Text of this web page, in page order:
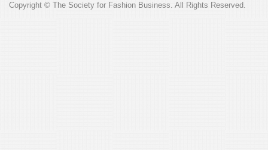
Copyright © The Society for Fashion Business. All Rights Reserved.